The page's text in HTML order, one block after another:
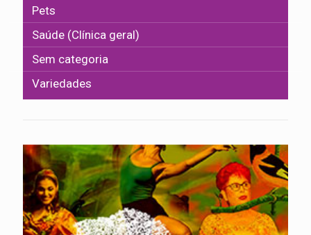
Pets
Saúde (Clínica geral)
Sem categoria
Variedades